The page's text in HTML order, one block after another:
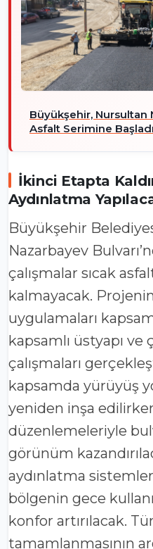
Büyükşehir, Nursultan
Asfalt Serimine Başladı
İkinci Etapta
Aydınlatma
Büyükşehir
Nazarbayev
çalışmalar sıcak
kalmayacak.
uygulamaları
kapsamlı üstyapı
çalışmaları
kapsamda yürüyüş
yeniden inşa
düzenlemeleriyle
görünüm
aydınlatma
bölgenin gece
konfor artırılacak.
tamamlanmasının